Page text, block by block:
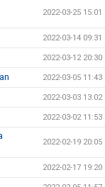
2022-03-25 15:01
2022-03-14 09:31
2022-03-12 20:30
2022-03-05 11:43
2022-03-03 13:02
2022-03-02 11:53
2022-02-19 20:05
2022-02-17 19:20